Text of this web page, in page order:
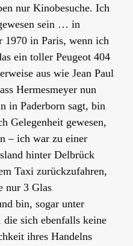
nur Kinobesuche. Ich
sein … in
in Paris, wenn ich
ein toller Peugeot 404
aus wie Jean Paul
Hermesmeyer nun
in Paderborn sagt, bin
Gelegenheit gewesen,
– ich war zu einer
hinter Delbrück
Taxi zurückzufahren,
nur 3 Glas
bin, sogar unter
sich ebenfalls keine
ihres Handelns